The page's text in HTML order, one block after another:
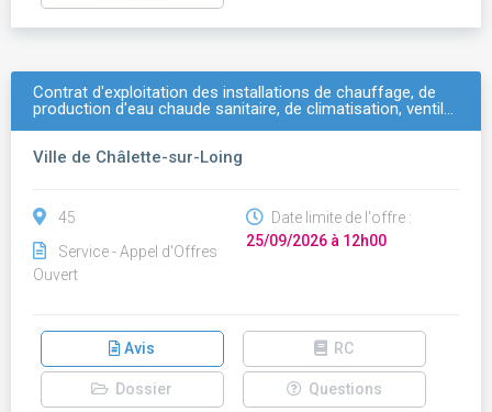
Contrat d'exploitation des installations de chauffage, de
production d'eau chaude sanitaire, de climatisation, ventil…
Ville de Châlette-sur-Loing
45
Service - Appel d'Offres
Ouvert
Date limite de l'offre :
25/09/2026 à 12h00
Avis RC
Dossier Questions